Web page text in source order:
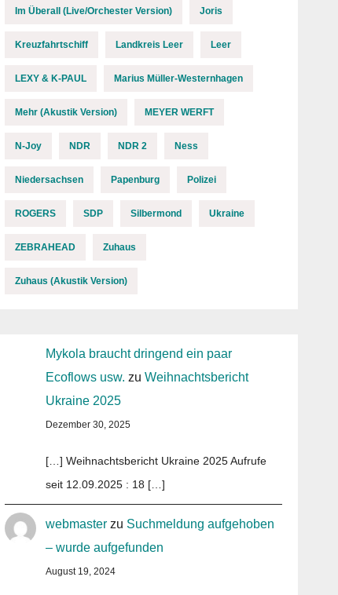
Im Überall (Live/Orchester Version) Joris
Kreuzfahrtschiff Landkreis Leer Leer
LEXY & K-PAUL Marius Müller-Westernhagen
Mehr (Akustik Version) MEYER WERFT
N-Joy NDR NDR 2 Ness
Niedersachsen Papenburg Polizei
ROGERS SDP Silbermond Ukraine
ZEBRAHEAD Zuhaus
Zuhaus (Akustik Version)
Mykola braucht dringend ein paar
Ecoflows usw. zuWeihnachtsbericht
Ukraine 2025
Dezember 30, 2025
[…] Weihnachtsbericht Ukraine 2025 Aufrufe
seit 12.09.2025 : 18 […]
webmaster zu Suchmeldung aufgehoben
– wurde aufgefunden
August 19, 2024